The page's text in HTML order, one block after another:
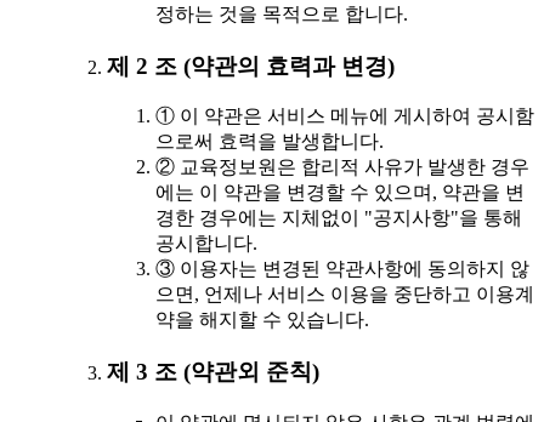
정하는 것을 목적으로 합니다.
제 2 조 (약관의 효력과 변경)
① 이 약관은 서비스 메뉴에 게시하여 공시함
으로써 효력을 발생합니다.
② 교육정보원은 합리적 사유가 발생한 경우
에는 이 약관을 변경할 수 있으며, 약관을 변
경한 경우에는 지체없이 "공지사항"을 통해
공시합니다.
③ 이용자는 변경된 약관사항에 동의하지 않
으면, 언제나 서비스 이용을 중단하고 이용계
약을 해지할 수 있습니다.
제 3 조 (약관외 준칙)